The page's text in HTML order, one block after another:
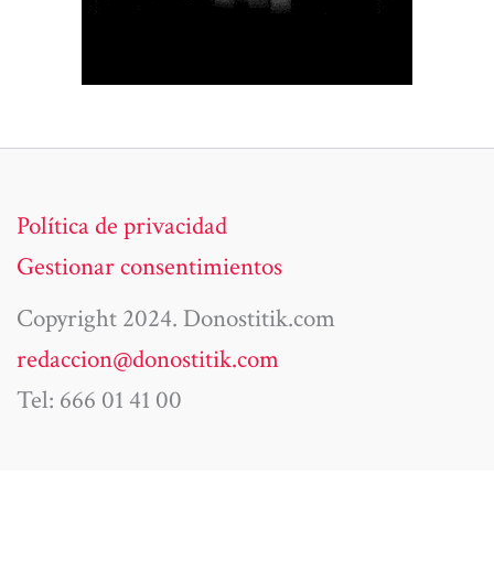
Política de privacidad
Gestionar consentimientos
Copyright 2024. Donostitik.com
redaccion@donostitik.com
Tel: 666 01 41 00